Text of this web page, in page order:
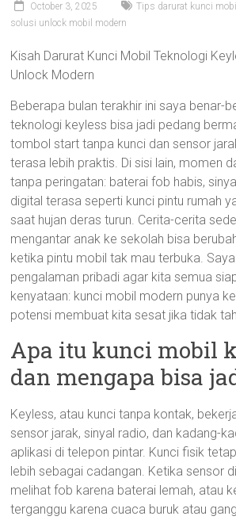
October 3, 2025
Tips darurat kunci
solusi unlock mobil modern
Kisah Darurat Kunci Mobil Teknologi
Unlock Modern
Beberapa bulan terakhir ini saya benar-
teknologi keyless bisa jadi pedang
tombol start tanpa kunci dan sensor
terasa lebih praktis. Di sisi lain, momen
tanpa peringatan: baterai fob habis,
digital terasa seperti kunci pintu rumah
saat hujan deras turun. Cerita-cerita
mengantar anak ke sekolah bisa
ketika pintu mobil tak mau terbuka.
pengalaman pribadi agar kita semua
kenyataan: kunci mobil modern punya
potensi membuat kita sesat jika tidak
Apa itu kunci mobil
dan mengapa bisa
Keyless, atau kunci tanpa kontak,
sensor jarak, sinyal radio, dan kadang-
aplikasi di telepon pintar. Kunci fisik
lebih sebagai cadangan. Ketika sensor
melihat fob karena baterai lemah, atau
terganggu karena cuaca buruk atau